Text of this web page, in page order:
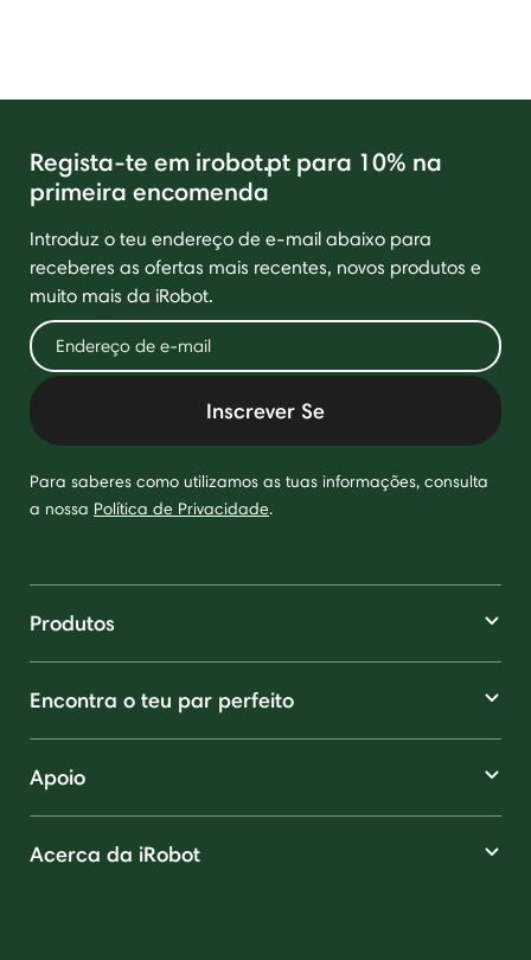
Regista-te em irobot.pt para 10% na
primeira encomenda
Introduz o teu endereço de e-mail abaixo para
receberes as ofertas mais recentes, novos produtos e
muito mais da iRobot.
Inscrever Se
Para saberes como utilizamos as tuas informações, consulta
a nossa Política de Privacidade.
Produtos
Encontra o teu par perfeito
Apoio
Acerca da iRobot